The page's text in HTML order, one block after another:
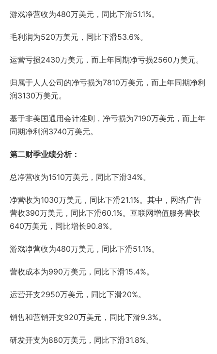
游戏净营收为480万美元，同比下滑51.1%。
毛利润为520万美元，同比下滑53.6%。
运营亏损2430万美元，而上年同期净亏损2560万美元。
归属于人人公司的净亏损为7810万美元，而上年同期净利
润3130万美元。
基于非美国通用会计准则，净亏损为7190万美元，而上年
同期净利润3740万美元。
第二财季业绩分析：
总净营收为1510万美元，同比下滑34%。
净营收为1030万美元，同比下滑21.1%。其中，网络广告
营收390万美元，同比下滑60.1%。互联网增值服务营收
640万美元，同比增长90.8%。
游戏净营收为480万美元，同比下滑51.1%。
营收成本为990万美元，同比下滑15.4%。
运营开支2950万美元，同比下滑20%。
销售和营销开支920万美元，同比下滑9.3%。
研发开支为880万美元，同比下滑31.8%。